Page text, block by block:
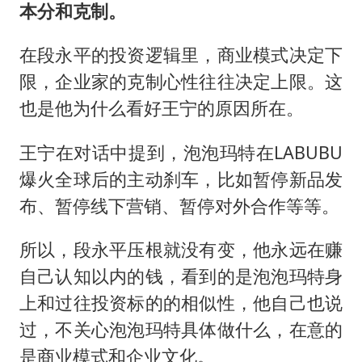
本分和克制。
在段永平的投资逻辑里，商业模式决定下
限，企业家的克制心性往往决定上限。这
也是他为什么看好王宁的原因所在。
王宁在对话中提到，泡泡玛特在LABUBU
爆火全球后的主动刹车，比如暂停新品发
布、暂停线下营销、暂停对外合作等等。
所以，段永平压根就没有变，他永远在赚
自己认知以内的钱，看到的是泡泡玛特身
上和过往投资标的的相似性，他自己也说
过，不关心泡泡玛特具体做什么，在意的
是商业模式和企业文化。